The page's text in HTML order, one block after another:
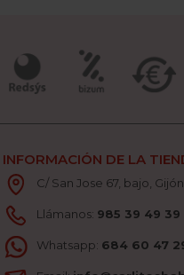
INFORMACIÓN DE LA
C/ San Jose 67, bajo,
Llámanos: 985 39 49 39
Whatsapp: 684 60 47